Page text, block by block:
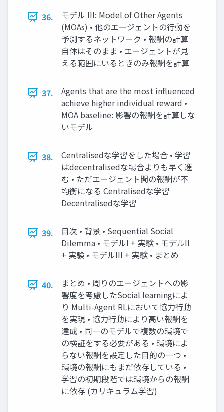
36.
モデル III: Model of Other Agents
(MOAs) • 他のエージェントの行動を
予測するネットワーク • 報酬の計算
自体はそのまま • エージェントが見
える範囲にいるときのみ報酬を計算
37.
Agents that are the most influenced
achieve higher individual reward •
MOA baseline: 影響の報酬を計算しな
いモデル
38.
Centralisedな学習をした場合 • 学習
はdecentralisedな場合よりも早く進
む • ただエージェント間の報酬が不
均衡になる Centralisedな学習
Decentralisedな学習
39.
目次 • 背景 • Sequential Social
Dilemma • モデルI + 実験 • モデルII
+ 実験 • モデルIII + 実験 • まとめ
40.
まとめ • 周りのエージェントへの影
響度を考慮したSocial learningによ
り Multi-Agent RLにおいて協力行動
を実現 • 協力行動により高い報酬を
達成 • 同一のモデルで複数の環境で
の検証をする必要がある • 環境によ
らない報酬を設定した目的の一つ •
環境の報酬にもまだ依存している •
学習の初期段階では環境からの報酬
に依存 (カリキュラム学習)